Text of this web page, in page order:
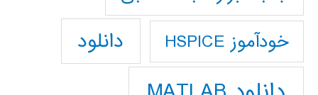
خودآموز HSPICE دانلود